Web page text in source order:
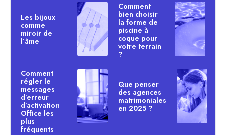
Les bijoux
comme
miroir de
l’âme
Comment
bien choisir
la forme de
piscine à
coque pour
votre terrain
?
Comment
régler le
messages
d’erreur
d’activation
Office les
plus
fréquents
Que penser
des agences
matrimoniales
en 2025 ?